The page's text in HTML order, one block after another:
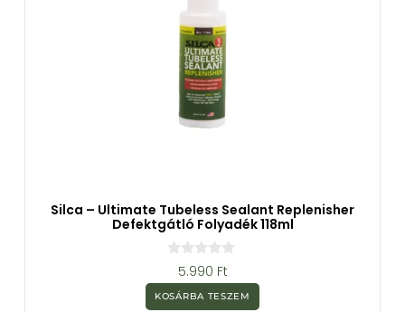
Silca – Ultimate Tubeless Sealant Replenisher
Defektgátló Folyadék 118ml
z
5
5.990 Ft
KOSÁRBA TESZEM